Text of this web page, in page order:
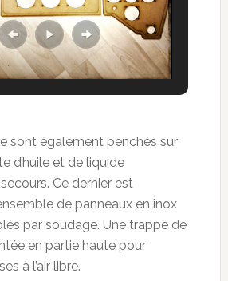
sont également penchés sur
d’huile et de liquide
Ce dernier est
de panneaux en inox
par soudage. Une trappe de
en partie haute pour
à l’air libre.